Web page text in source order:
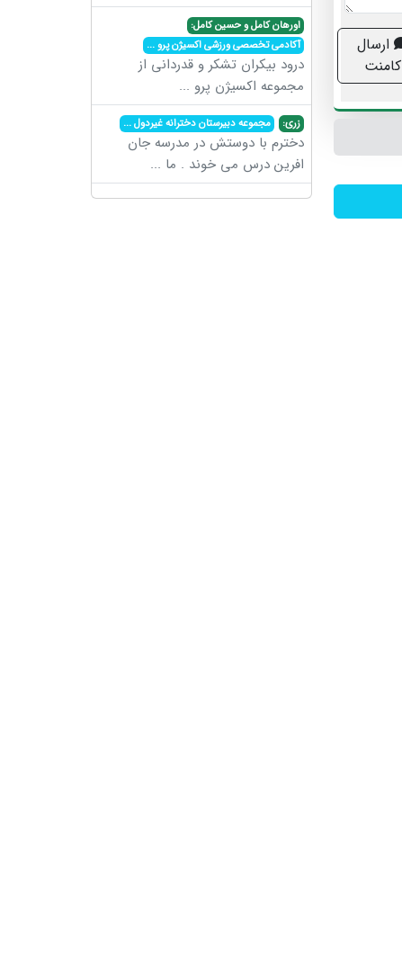
ارسال
کامنت
اورهان کامل و حسین کامل:
آکادمی تخصصی ورزشی اکسیژن پرو...
درود بیکران تشکر و قدردانی از
مجموعه اکسیژن پرو ...
زری: مجموعه دبیرستان دخترانه غیردول...
دخترم با دوستش در مدرسه جان
افرین درس می خوند . ما ...